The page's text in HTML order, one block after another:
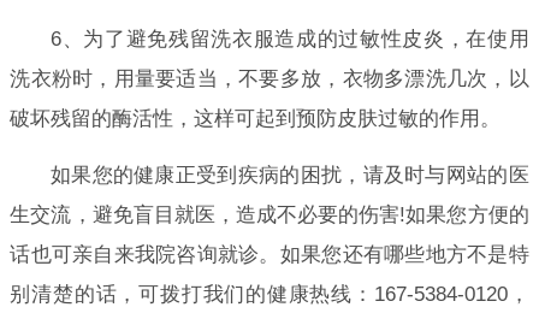
6、为了避免残留洗衣服造成的过敏性皮炎，在使用
洗衣粉时，用量要适当，不要多放，衣物多漂洗几次，以
破坏残留的酶活性，这样可起到预防皮肤过敏的作用。
如果您的健康正受到疾病的困扰，请及时与网站的医
生交流，避免盲目就医，造成不必要的伤害!如果您方便的
话也可亲自来我院咨询就诊。如果您还有哪些地方不是特
别清楚的话，可拨打我们的健康热线：167-5384-0120，